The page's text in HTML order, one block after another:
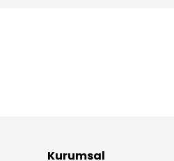
Kurumsal